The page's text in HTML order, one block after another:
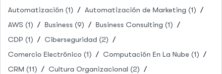
Automatización (1) Automatización de Marketing (1)
AWS (1) Business (9) Business Consulting (1)
CDP (1) Ciberseguridad (2)
Comercio Electrónico (1) Computación En La Nube (1)
CRM (11) Cultura Organizacional (2)